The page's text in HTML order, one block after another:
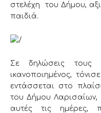
στελέχη του Δήμου,
παιδιά.
Σε δηλώσεις τους
ικανοποιημένος,
εντάσσεται στο
του Δήμου Λαρισαίων,
αυτές τις ημέρες,